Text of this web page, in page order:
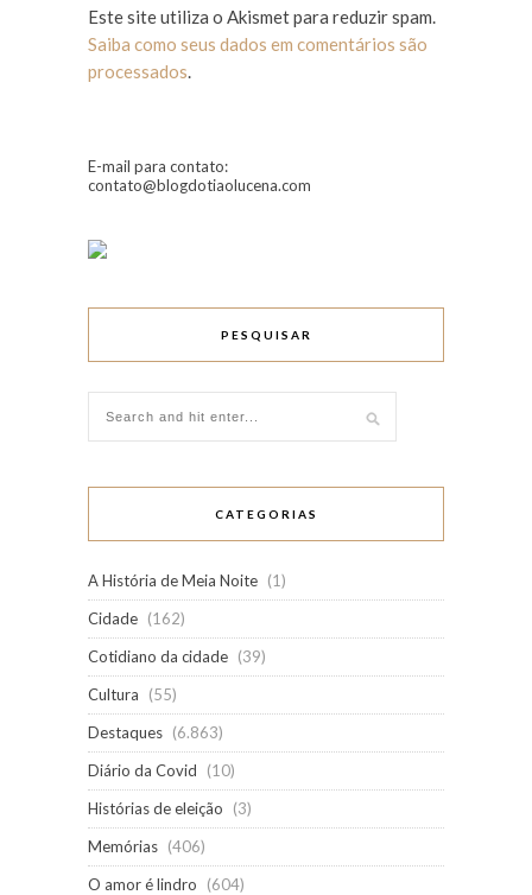
Este site utiliza o Akismet para reduzir spam.
Saiba como seus dados em comentários são
processados.
E-mail para contato:
contato@blogdotiaolucena.com
PESQUISAR
CATEGORIAS
A História de Meia Noite (1)
Cidade (162)
Cotidiano da cidade (39)
Cultura
(55)
Destaques (6.863)
Diário da Covid
(10)
Histórias de eleição
(3)
Memórias (406)
O amor é lindro
(604)